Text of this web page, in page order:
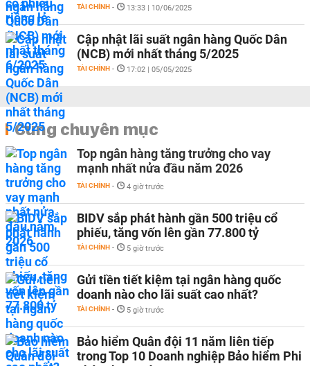
TÀI CHÍNH - 13:33 | 10/06/2025
Cập nhật lãi suất ngân hàng Quốc Dân
(NCB) mới nhất tháng 5/2025
TÀI CHÍNH - 17:02 | 05/05/2025
Cùng chuyên mục
Top ngân hàng tăng trưởng cho vay
mạnh nhất nửa đầu năm 2026
TÀI CHÍNH - 4 giờ trước
BIDV sắp phát hành gần 500 triệu cổ
phiếu, tăng vốn lên gần 77.800 tỷ
TÀI CHÍNH - 5 giờ trước
Gửi tiền tiết kiệm tại ngân hàng quốc
doanh nào cho lãi suất cao nhất?
TÀI CHÍNH - 5 giờ trước
Bảo hiểm Quân đội 11 năm liên tiếp
trong Top 10 Doanh nghiệp Bảo hiểm Phi